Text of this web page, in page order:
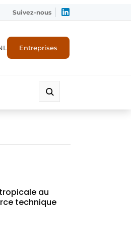
Suivez-nous
Entreprises
au
technique